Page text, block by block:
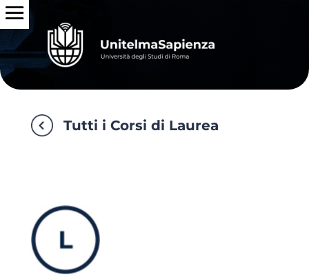
Tutti i Corsi di Laurea